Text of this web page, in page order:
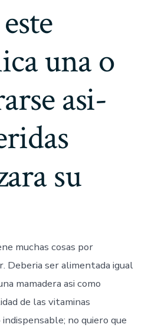
una o
asi­
su
muchas cosas por
Deberia ser alimentada igual
mamadera asi­ como
de las vitaminas
no quiero que